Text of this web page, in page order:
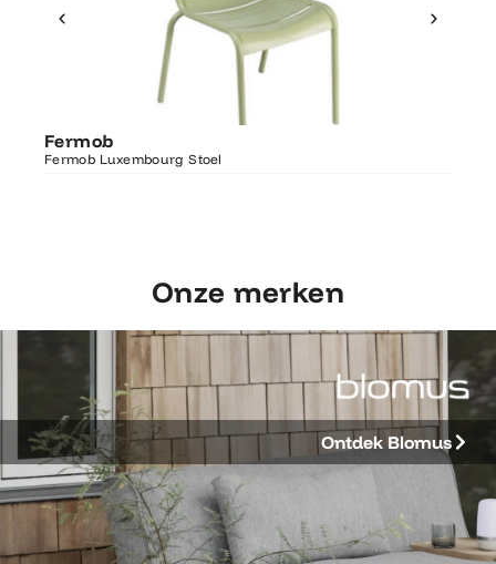
Fermob
Fermob Luxembourg Stoel
Ontdek Fermob
Luxembourg Stoel
Onze merken
Ontdek Blomus